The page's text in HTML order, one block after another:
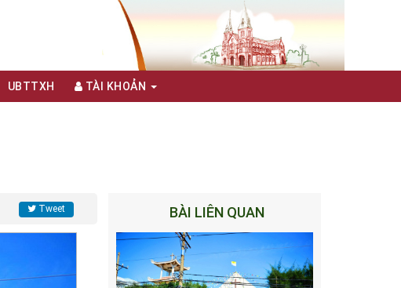
UBTTXH TÀI KHOẢN
Tweet BÀI LIÊN QUAN